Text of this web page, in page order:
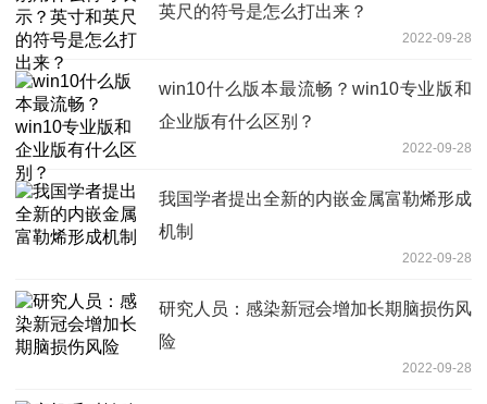
英尺的符号是怎么打出来？
2022-09-28
win10什么版本最流畅？win10专业版和
企业版有什么区别？
2022-09-28
我国学者提出全新的内嵌金属富勒烯形成
机制
2022-09-28
研究人员：感染新冠会增加长期脑损伤风
险
2022-09-28